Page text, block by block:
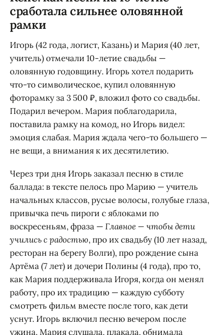
сработала сильнее оловянной
рамки
Игорь (42 года, логист, Казань) и Мария (40 лет,
учитель) отмечали 10-летие свадьбы —
оловянную годовщину. Игорь хотел подарить
что-то символическое, купил оловянную
фоторамку за 3 500 ₽, вложил фото со свадьбы.
Подарил вечером. Мария поблагодарила,
поставила рамку на комод, но Игорь видел:
эмоция слабая. Мария ждала чего-то большего —
не вещи, а внимания к их десятилетию.
Через три дня Игорь заказал песню в стиле
баллада: в тексте пелось про Марию — учитель
начальных классов, русые волосы, голубые глаза,
привычка печь пироги с яблоками по
воскресеньям, фраза —Главное — чтобы дети
учились с радостью, про их свадьбу (10 лет назад,
ресторан на берегу Волги), про рождение сына
Артёма (7 лет) и дочери Полины (4 года), про то,
как Мария поддерживала Игоря, когда он менял
работу, про их традицию — каждую субботу
смотреть фильм вместе после того, как дети
уснут. Игорь включил песню вечером после
ужина. Мария слушала, плакала, обнимала